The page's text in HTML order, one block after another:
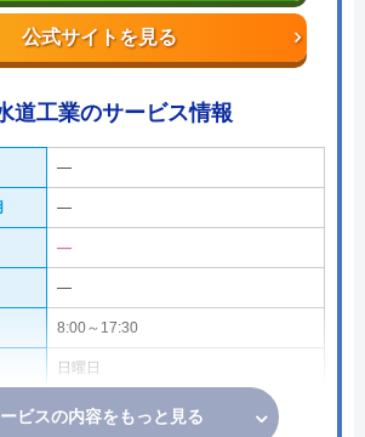
公式サイトを見る
道工業のサービス情報
―
―
―
―
8:00～17:30
日曜日
ビスの内容をもっと見る